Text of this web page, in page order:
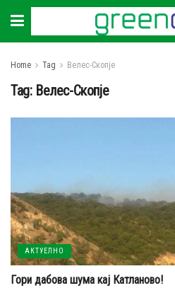
Home Tag Велес-Скопје
Tag: Велес-Скопје
АКТУЕЛНО
Гори дабова шума кај Катланово!